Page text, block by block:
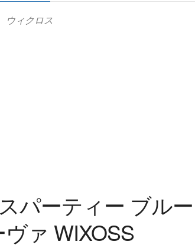
ウィクロス
パーティー ブルー
ァ WIXOSS